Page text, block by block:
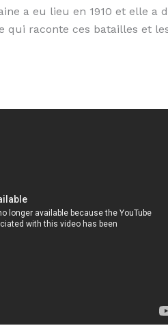
a eu lieu en 1910 et elle a
raconte ces batailles et